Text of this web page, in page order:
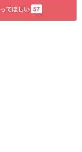
てほしい 57